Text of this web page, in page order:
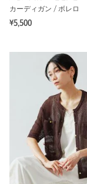
カーディガン / ボレロ
¥5,500